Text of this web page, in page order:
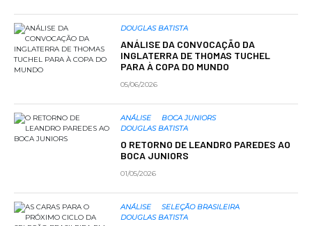
DOUGLAS BATISTA
ANÁLISE DA CONVOCAÇÃO DA
INGLATERRA DE THOMAS TUCHEL
PARA À COPA DO MUNDO
05/06/2026
ANÁLISE
BOCA JUNIORS
DOUGLAS BATISTA
O RETORNO DE LEANDRO PAREDES AO
BOCA JUNIORS
01/05/2026
ANÁLISE
SELEÇÃO BRASILEIRA
DOUGLAS BATISTA